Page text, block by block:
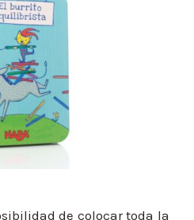
de colocar toda la